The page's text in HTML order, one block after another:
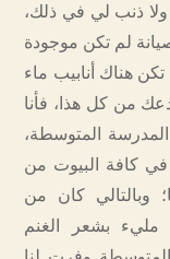
ذنب لي في ذلك،
لم تكن موجودة
هناك أنابيب ماء
من كل هذا، فأنا
المدرسة المتوسطة،
في كافة البيوت من
وبالتالي كان من
مليء بشعر الغنم